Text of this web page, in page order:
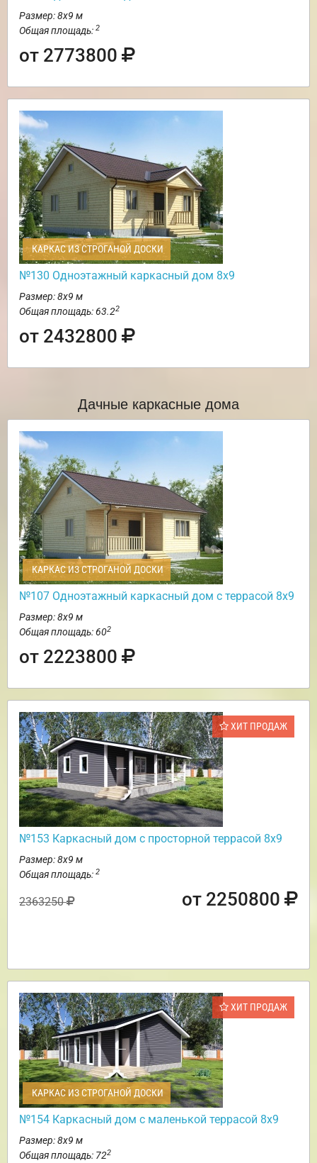
Размер: 8х9 м
Общая площадь: 2
от 2773800
КАРКАС ИЗ СТРОГАНОЙ ДОСКИ
№130 Одноэтажный каркасный дом 8х9
Размер: 8х9 м
Общая площадь: 63.22
от 2432800
Дачные каркасные дома
КАРКАС ИЗ СТРОГАНОЙ ДОСКИ
№107 Одноэтажный каркасный дом с террасой 8х9
Размер: 8х9 м
Общая площадь: 602
от 2223800
ХИТ ПРОДАЖ
№153 Каркасный дом с просторной террасой 8х9
Размер: 8х9 м
Общая площадь: 2
2363250 от 2250800
ХИТ ПРОДАЖ
КАРКАС ИЗ СТРОГАНОЙ ДОСКИ
№154 Каркасный дом с маленькой террасой 8х9
Размер: 8х9 м
Общая площадь: 722